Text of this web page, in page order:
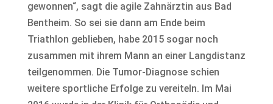
gewonnen“, sagt die agile Zahnärztin aus Bad
Bentheim. So sei sie dann am Ende beim
Triathlon geblieben, habe 2015 sogar noch
zusammen mit ihrem Mann an einer Langdistanz
teilgenommen. Die Tumor-Diagnose schien
weitere sportliche Erfolge zu vereiteln. Im Mai